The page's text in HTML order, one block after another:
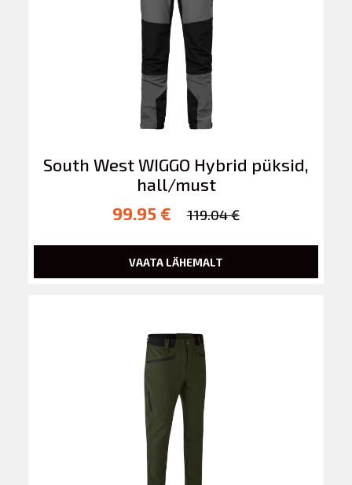
South West WIGGO Hybrid püksid,
hall/must
99.95 €
119.04 €
VAATA LÄHEMALT